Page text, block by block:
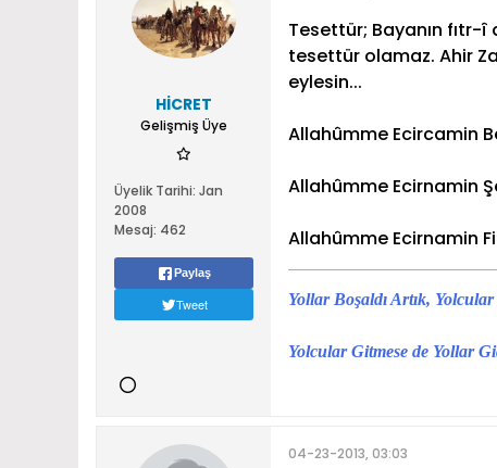
HİCRET
Gelişmiş Üye
Üyelik Tarihi: Jan
2008
Mesaj: 462
Paylaş
Tweet
Tesettür; Bayanın fıtr-
tesettür olamaz. Ahir
eylesin...
Allahûmme Ecircamin
Allahûmme Ecirnamin
Allahûmme Ecirnamin
Yollar Boşaldı Artık,
Yolcular Gitmese de Yollar
04-23-2013, 03:03